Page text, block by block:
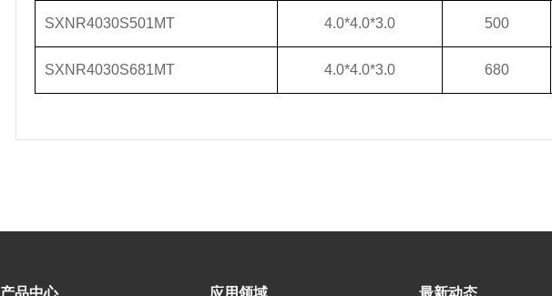
SXNR4030S501MT 4.0*4.0*3.0 500
SXNR4030S681MT 4.0*4.0*3.0 680